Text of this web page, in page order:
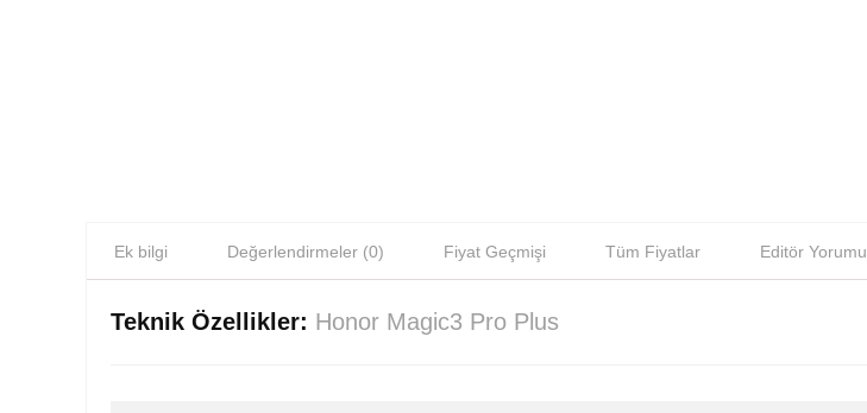
Ek bilgi Değerlendirmeler (0) Fiyat Geçmişi Tüm Fiyatlar Editör Yorumu
Teknik Özellikler: Honor Magic3 Pro Plus